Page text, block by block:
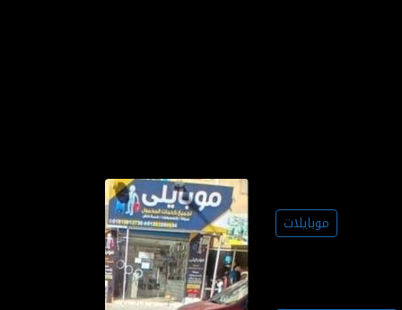
موبايلات